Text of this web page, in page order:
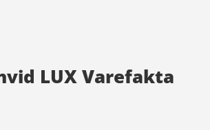
LUX Varefakta